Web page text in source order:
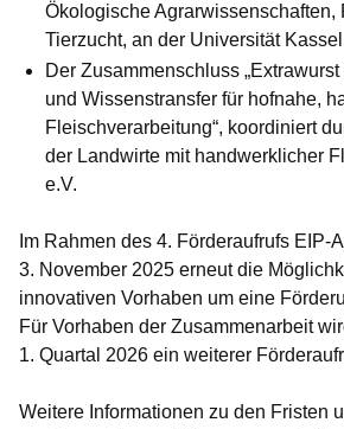
Ökologische Agrarwissenschaften,
Tierzucht, an der Universität
Der Zusammenschluss „
und Wissenstransfer für hofnahe,
Fleischverarbeitung“, koordiniert
der Landwirte mit handwerklicher
e.V.
Im Rahmen des 4. Förderaufrufs EIP-
3. November 2025 erneut die
innovativen Vorhaben um eine
Für Vorhaben der Zusammenarbeit
1. Quartal 2026 ein weiterer
Weitere Informationen zu den Fristen